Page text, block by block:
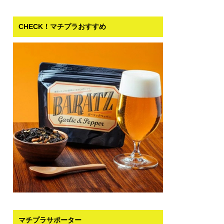
CHECK！マチプラおすすめ
マチプラサポーター